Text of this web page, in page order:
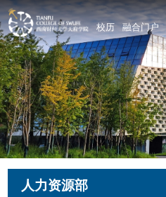
校历 融合门户
人力资源部